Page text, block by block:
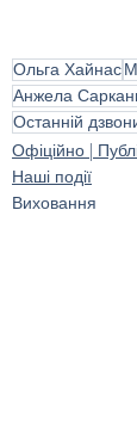
Ольга Хайнас
Анжела
Останній
Офіційно |
Наші події
Виховання